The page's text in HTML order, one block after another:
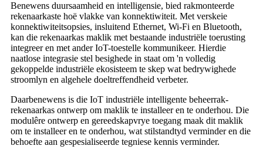
Benewens duursaamheid en intelligensie, bied rakmonteerde
rekenaarkaste hoë vlakke van konnektiwiteit. Met verskeie
konnektiwiteitsopsies, insluitend Ethernet, Wi-Fi en Bluetooth,
kan die rekenaarkas maklik met bestaande industriële toerusting
integreer en met ander IoT-toestelle kommunikeer. Hierdie
naatlose integrasie stel besighede in staat om 'n volledig
gekoppelde industriële ekosisteem te skep wat bedrywighede
stroomlyn en algehele doeltreffendheid verbeter.
Daarbenewens is die IoT industriële intelligente beheerrak-
rekenaarkas ontwerp om maklik te installeer en te onderhou. Die
modulêre ontwerp en gereedskapvrye toegang maak dit maklik
om te installeer en te onderhou, wat stilstandtyd verminder en die
behoefte aan gespesialiseerde tegniese kennis verminder.